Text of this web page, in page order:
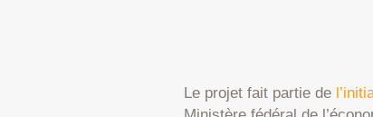
Le projet fait partie de